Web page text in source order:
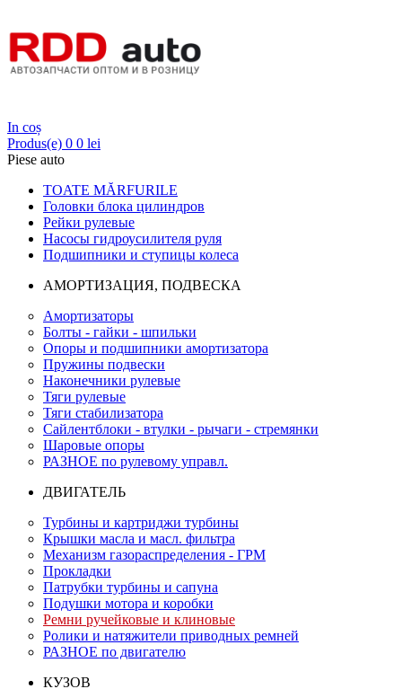
In coș
Produs(e) 0 0 lei
Piese auto
TOATE MĂRFURILE
Головки блока цилиндров
Рейки рулевые
Насосы гидроусилителя руля
Подшипники и ступицы колеса
АМОРТИЗАЦИЯ, ПОДВЕСКА
Амортизаторы
Болты - гайки - шпильки
Опоры и подшипники амортизатора
Пружины подвески
Наконечники рулевые
Тяги рулевые
Тяги стабилизатора
Сайлентблоки - втулки - рычаги - стремянки
Шаровые опоры
РАЗНОЕ по рулевому управл.
ДВИГАТЕЛЬ
Турбины и картриджи турбины
Крышки масла и масл. фильтра
Механизм газораспределения - ГРМ
Прокладки
Патрубки турбины и сапуна
Подушки мотора и коробки
Ремни ручейковые и клиновые
Ролики и натяжители приводных ремней
РАЗНОЕ по двигателю
КУЗОВ